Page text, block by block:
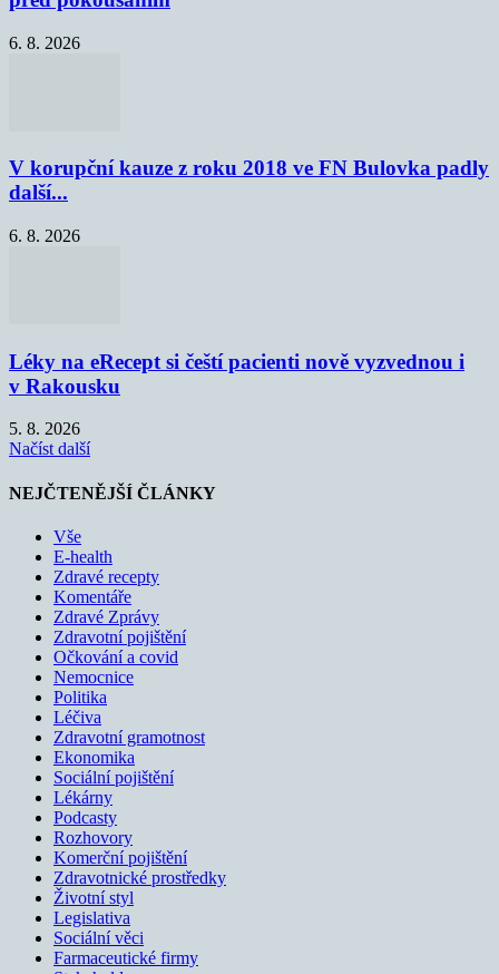
6. 8. 2026
V korupční kauze z roku 2018 ve FN Bulovka padly
další...
6. 8. 2026
Léky na eRecept si čeští pacienti nově vyzvednou i
v Rakousku
5. 8. 2026
Načíst další
NEJČTENĚJŠÍ ČLÁNKY
Vše
E-health
Zdravé recepty
Komentáře
Zdravé Zprávy
Zdravotní pojištění
Očkování a covid
Nemocnice
Politika
Léčiva
Zdravotní gramotnost
Ekonomika
Sociální pojištění
Lékárny
Podcasty
Rozhovory
Komerční pojištění
Zdravotnické prostředky
Životní styl
Legislativa
Sociální věci
Farmaceutické firmy